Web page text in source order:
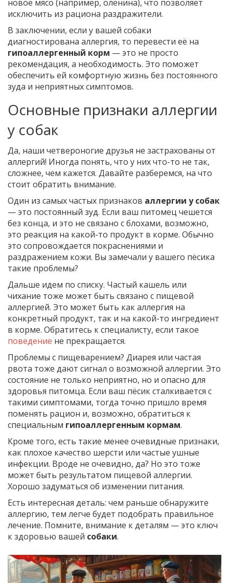
новое мясо (например, оленина), что позволяет
исключить из рациона раздражители.
В заключении, если у вашей собаки
диагностирована аллергия, то перевести её на
гипоаллергенный корм — это не просто
рекомендация, а необходимость. Это поможет
обеспечить ей комфортную жизнь без постоянного
зуда и неприятных симптомов.
Основные признаки аллергии
у собак
Да, наши четвероногие друзья не застрахованы от
аллергий! Иногда понять, что у них что-то не так,
сложнее, чем кажется. Давайте разберемся, на что
стоит обратить внимание.
Один из самых частых признаков аллергии у собак
— это постоянный зуд. Если ваш питомец чешется
без конца, и это не связано с блохами, возможно,
это реакция на какой-то продукт в корме. Обычно
это сопровождается покраснениями и
раздражением кожи. Вы замечали у вашего пёсика
такие проблемы?
Дальше идем по списку. Частый кашель или
чихание тоже может быть связано с пищевой
аллергией. Это может быть как аллергия на
конкретный продукт, так и на какой-то ингредиент
в корме. Обратитесь к специалисту, если такое
поведение не прекращается.
Проблемы с пищеварением? Диарея или частая
рвота тоже дают сигнал о возможной аллергии. Это
состояние не только неприятно, но и опасно для
здоровья питомца. Если ваш пёсик сталкивается с
такими симптомами, тогда точно пришло время
поменять рацион и, возможно, обратиться к
специальным гипоаллергенным кормам.
Кроме того, есть такие менее очевидные признаки,
как плохое качество шерсти или частые ушные
инфекции. Вроде не очевидно, да? Но это тоже
может быть результатом пищевой аллергии.
Хорошо задуматься об изменении питания.
Есть интересная деталь: чем раньше обнаружите
аллергию, тем легче будет подобрать правильное
лечение. Помните, внимание к деталям — это ключ
к здоровью вашей собаки.